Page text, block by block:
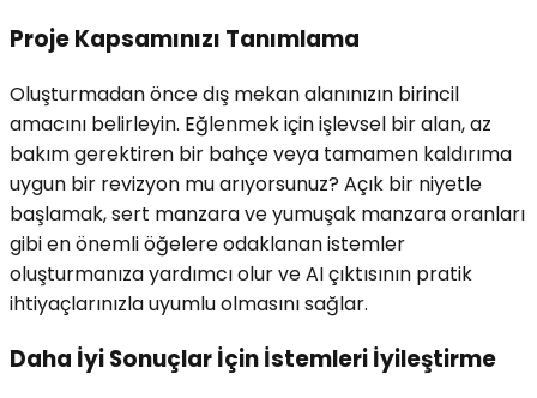
Proje Kapsamınızı Tanımlama
Oluşturmadan önce dış mekan alanınızın birincil
amacını belirleyin. Eğlenmek için işlevsel bir alan, az
bakım gerektiren bir bahçe veya tamamen kaldırıma
uygun bir revizyon mu arıyorsunuz? Açık bir niyetle
başlamak, sert manzara ve yumuşak manzara oranları
gibi en önemli öğelere odaklanan istemler
oluşturmanıza yardımcı olur ve AI çıktısının pratik
ihtiyaçlarınızla uyumlu olmasını sağlar.
Daha İyi Sonuçlar İçin İstemleri İyileştirme